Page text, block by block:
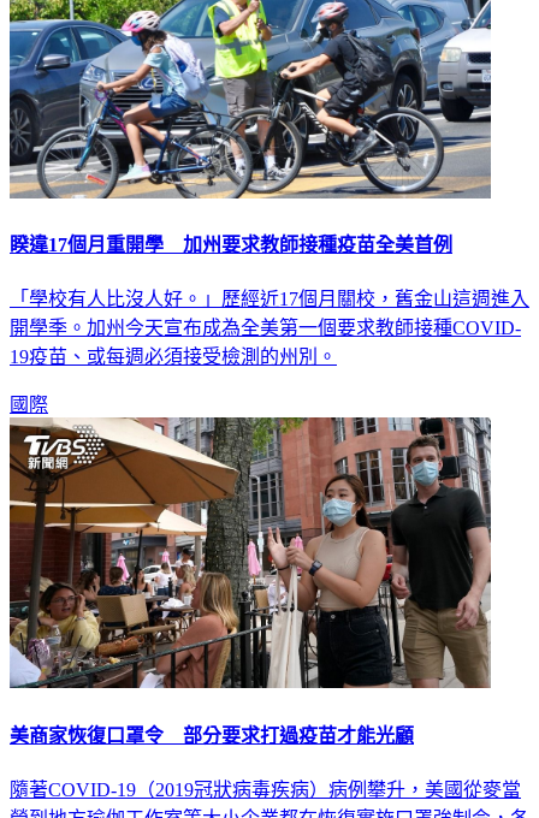
睽違17個月重開學 加州要求教師接種疫苗全美首例
「學校有人比沒人好。」歷經近17個月關校，舊金山這週進入
開學季。加州今天宣布成為全美第一個要求教師接種COVID-
19疫苗、或每週必須接受檢測的州別。
國際
美商家恢復口罩令 部分要求打過疫苗才能光顧
隨著COVID-19（2019冠狀病毒疾病）病例攀升，美國從麥當